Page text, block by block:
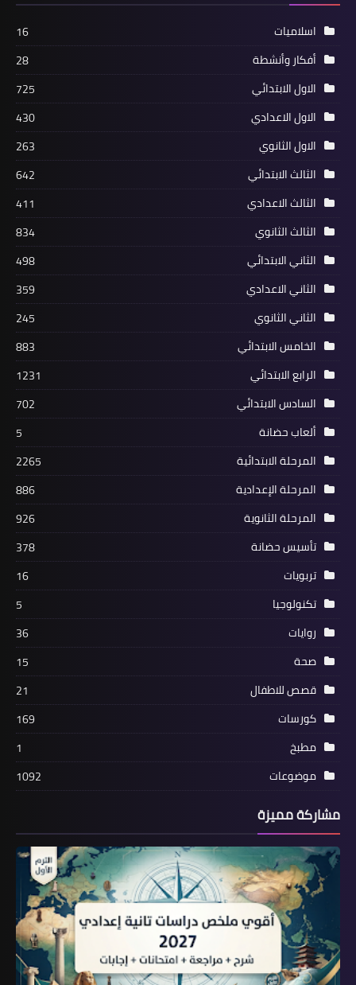
اسلاميات
16
أفكار وأنشطة
28
الاول الابتدائي
725
الاول الاعدادي
430
الاول الثانوي
263
الثالث الابتدائي
642
الثالث الاعدادي
411
الثالث الثانوي
834
الثاني الابتدائي
498
الثاني الاعدادي
359
الثاني الثانوي
245
الخامس الابتدائي
883
الرابع الابتدائي
1231
السادس الابتدائي
702
ألعاب حضانة
5
المرحلة الابتدائية
2265
المرحلة الإعدادية
886
المرحلة الثانوية
926
تأسيس حضانة
378
تربويات
16
تكنولوجيا
5
روايات
36
صحة
15
قصص للاطفال
21
كورسات
169
مطبخ
1
موضوعات
1092
مشاركة مميزة